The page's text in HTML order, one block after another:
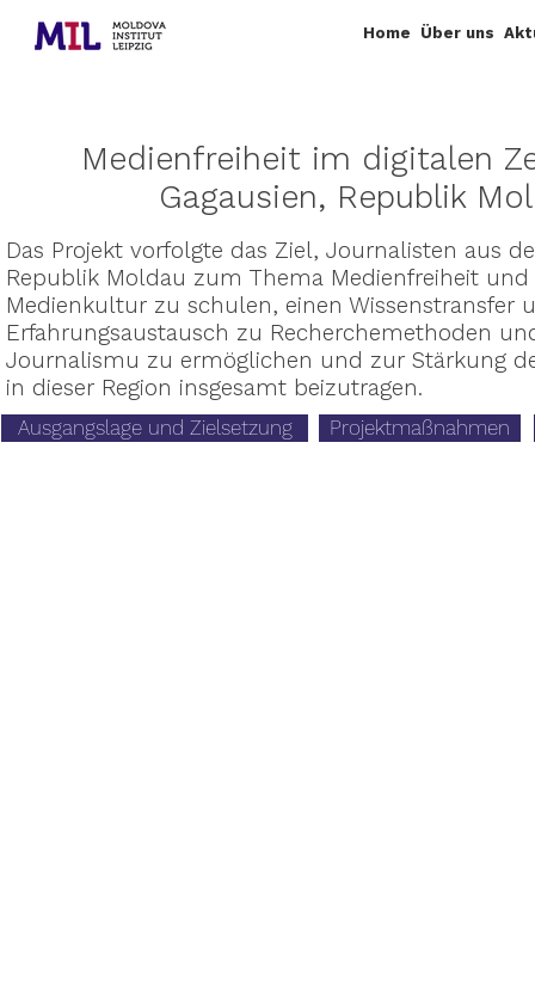
Home Über uns
Medienfreiheit im digitalen
Gagausien, Republik
Das Projekt vorfolgte das Ziel, Journalisten aus
Republik Moldau zum Thema Medienfreiheit und
Medienkultur zu schulen, einen Wissenstransfer
Erfahrungsaustausch zu Recherchemethoden
Journalismu zu ermöglichen und zur Stärkung
in dieser Region insgesamt beizutragen.
Ausgangslage und Zielsetzung Projektmaßnahmen